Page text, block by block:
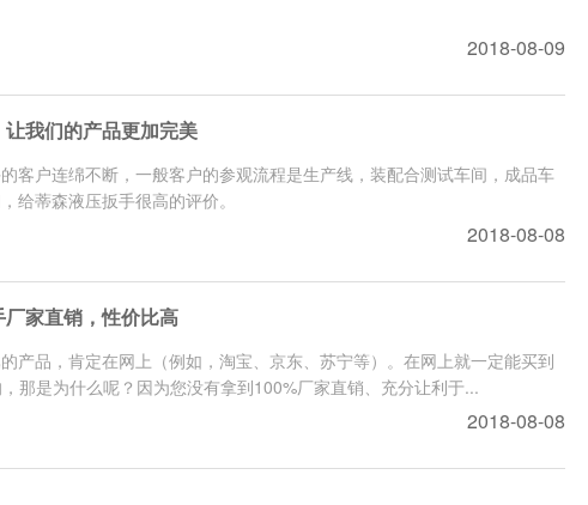
2018-08-09
我们的产品更加完美
客户连绵不断，一般客户的参观流程是生产线，装配合测试车间，成品车
给蒂森液压扳手很高的评价。
2018-08-08
家直销，性价比高
产品，肯定在网上（例如，淘宝、京东、苏宁等）。在网上就一定能买到
那是为什么呢？因为您没有拿到100%厂家直销、充分让利于...
2018-08-08